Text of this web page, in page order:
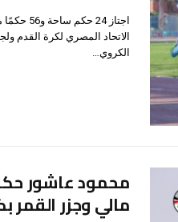
اجتاز
الاتحاد المصري لكرة القدم
الكروي…
مالي وجزر القمر